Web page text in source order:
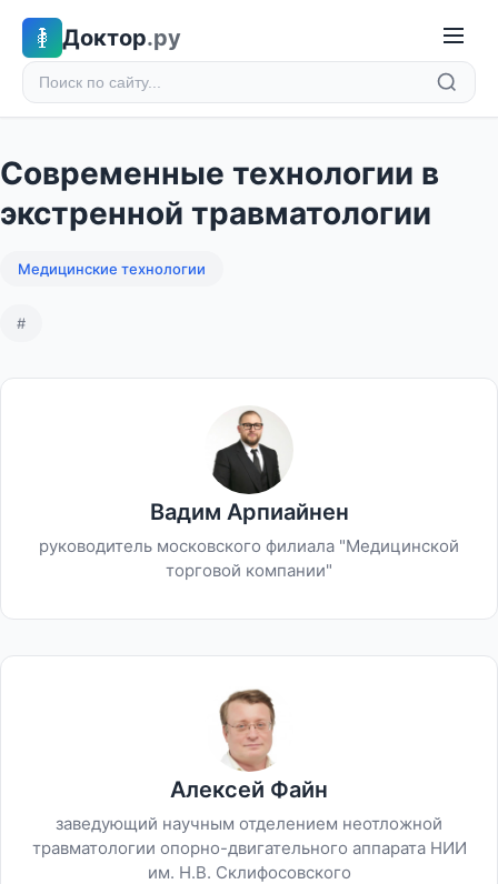
Доктор.ру
Современные технологии в
экстренной травматологии
Медицинские технологии
#
Вадим Арпиайнен
руководитель московского филиала "Медицинской
торговой компании"
Алексей Файн
заведующий научным отделением неотложной
травматологии опорно-двигательного аппарата НИИ
им. Н.В. Склифосовского